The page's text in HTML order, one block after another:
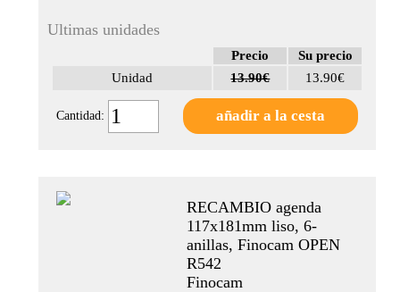
Ultimas unidades
Precio
Su precio
Unidad
13.90€ 13.90€
Cantidad:
RECAMBIO agenda
117x181mm liso, 6-
anillas, Finocam OPEN
R542
Finocam